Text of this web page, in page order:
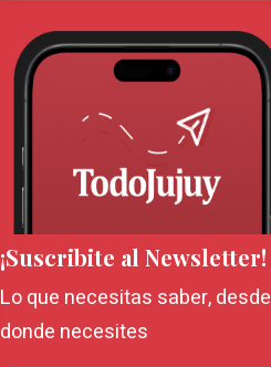
¡Suscribite al Newsletter!
Lo que necesitas saber, desde
donde necesites